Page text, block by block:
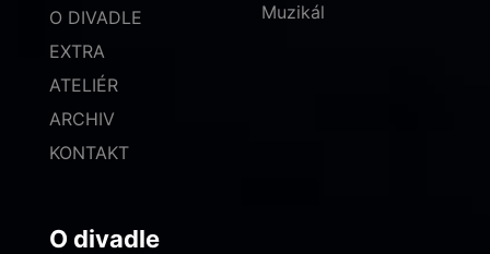
O DIVADLE
EXTRA
ATELIÉR
ARCHIV
KONTAKT
Muzikál
O divadle